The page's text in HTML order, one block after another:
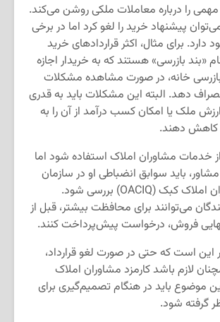
را درباره معاملات ملکی روشن می‌کند.
پیشنهاد خرید را لغو کرد اما در برخی
دارد. برای مثال، اکثر قراردادهای خرید
«بند بازرسی» هستند که به خریدار اجازه
خانه، در صورت مشاهده مشکلات
دهد. البته این مشکلات باید به قدری
ملک یا امکان کسب درآمد از آن را به
کاهش دهند.
خدمات مشاوران املاک استفاده شود اما
باید سوابق انضباطی او در سازمان
نظارت بر مشاوران املاک کبک (OACIQ) بررسی شود.
می‌توانند برای محافظت بیشتر، قبل از
فروش، درخواست پیش‌پرداخت کنند.
این است که حتی در صورت لغو قرارداد،
لازم باشد کارمزد مشاوران املاک
موضوع باید در هنگام تصمیم‌گیری برای
گرفته شود.